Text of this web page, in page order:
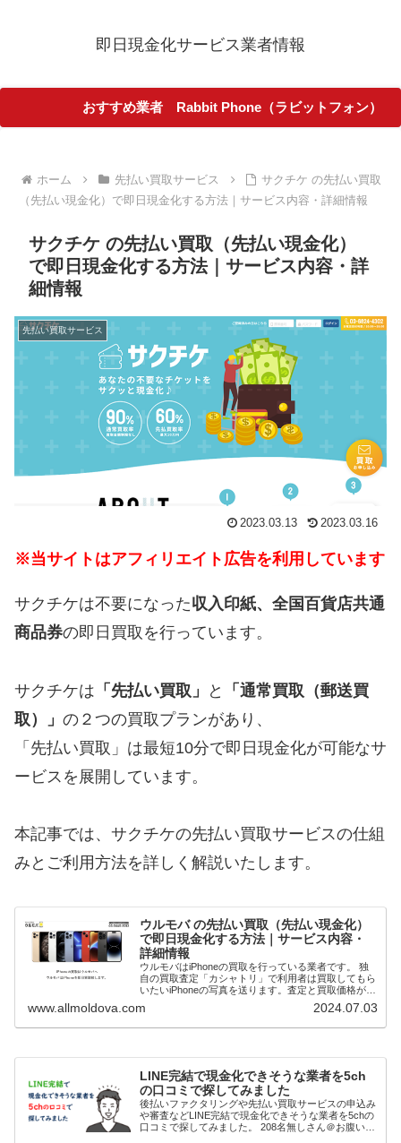
即日現金化サービス業者情報
おすすめ業者 Rabbit Phone（ラビットフォン）
ホーム 先払い買取サービス
サクチケ の先払い買取
（先払い現金化）で即日現金化する方法｜サービス内容・詳細情報
サクチケ の先払い買取（先払い現金化）
で即日現金化する方法｜サービス内容・詳
細情報
先払い買取サービス
2023.03.13 2023.03.16
※当サイトはアフィリエイト広告を利用しています
サクチケは不要になった収入印紙、全国百貨店共通
商品券の即日買取を行っています。
サクチケは 「先払い買取」 と
「通常買取（郵送買
取）」 の２つの買取プランがあり、
「先払い買取」は最短10分で即日現金化が可能なサ
ービスを展開しています。
本記事では、サクチケの先払い買取サービスの仕組
みとご利用方法を詳しく解説いたします。
ウルモバ の先払い買取（先払い現金化）
で即日現金化する方法｜サービス内容・
詳細情報
ウルモバはiPhoneの買取を行っている業者です。 独
自の買取査定「カシャトリ」で利用者は買取してもら
いたいiPhoneの写真を送ります。査定と買取価格が確
定次第先払いで現金買取してもらうことで即日現金化
（最短20分）が可能です。 本記事で...
www.allmoldova.com 2024.07.03
LINE完結で現金化できそうな業者を5ch
の口コミで探してみました
後払いファクタリングや先払い買取サービスの申込み
や審査などLINE完結で現金化できそうな業者を5chの
口コミで探してみました。 208名無しさん＠お腹いっ